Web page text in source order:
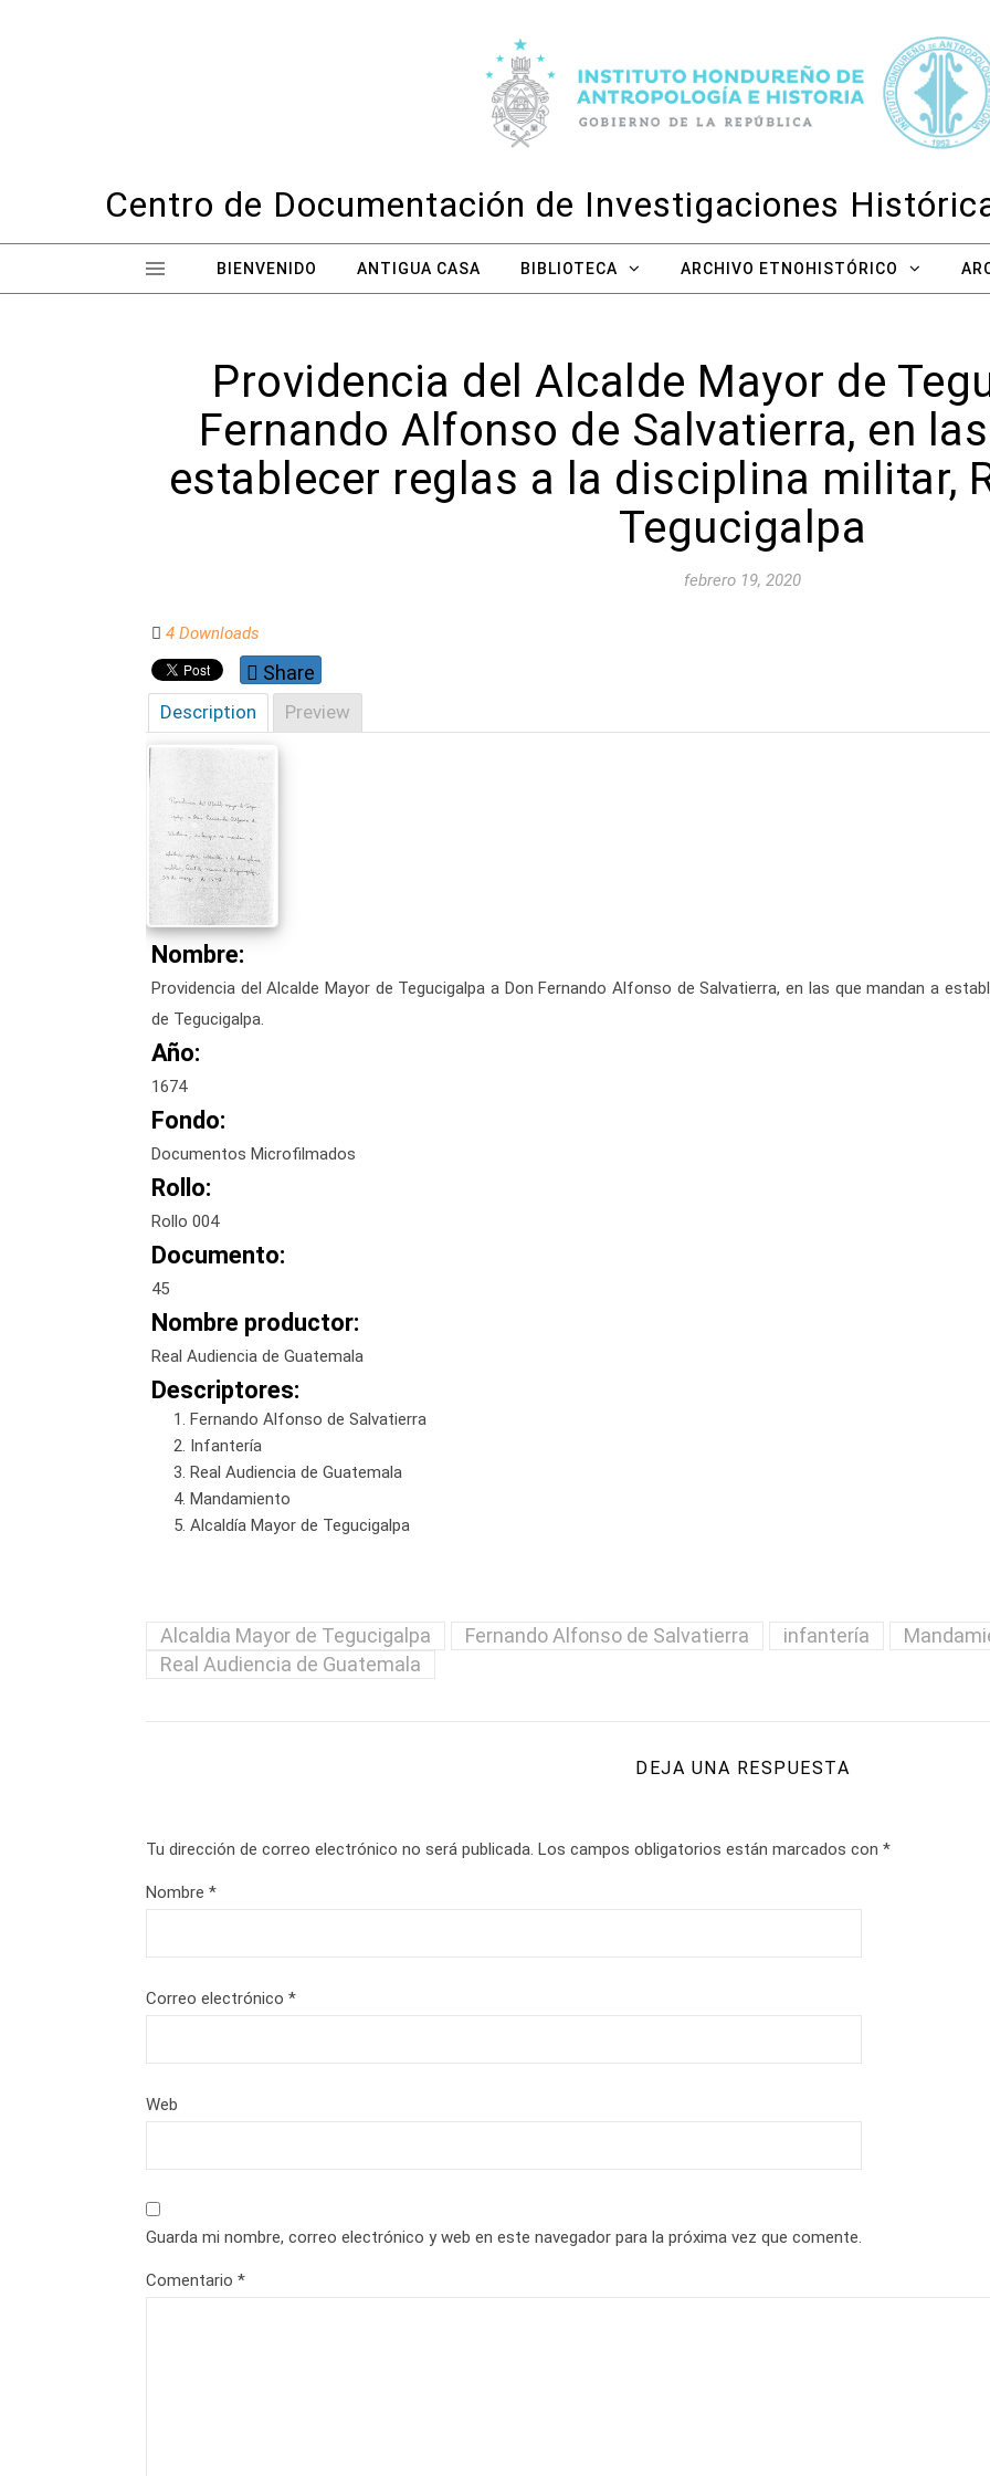
Centro de Documentación de Investigaciones
BIENVENIDO ANTIGUA CASA BIBLIOTECA ARCHIVO ETNOHISTÓRICO
Providencia del Alcalde Mayor de
Fernando Alfonso de Salvatierra, en
establecer reglas a la disciplina militar,
Tegucigalpa
febrero 19, 2020
4 Downloads
Share
Description Preview
Nombre:
Providencia del Alcalde Mayor de Tegucigalpa a Don Fernando Alfonso de Salvatierra, en las que mandan a
de Tegucigalpa.
Año:
1674
Fondo:
Documentos Microfilmados
Rollo:
Rollo 004
Documento:
45
Nombre productor:
Real Audiencia de Guatemala
Descriptores:
Fernando Alfonso de Salvatierra
Infantería
Real Audiencia de Guatemala
Mandamiento
Alcaldía Mayor de Tegucigalpa
Alcaldia Mayor de Tegucigalpa Fernando Alfonso de Salvatierra infantería
Real Audiencia de Guatemala
DEJA UNA RESPUESTA
Tu dirección de correo electrónico no será publicada. Los campos obligatorios están marcados con *
Nombre *
Correo electrónico *
Web
Guarda mi nombre, correo electrónico y web en este navegador para la próxima vez que comente.
Comentario *